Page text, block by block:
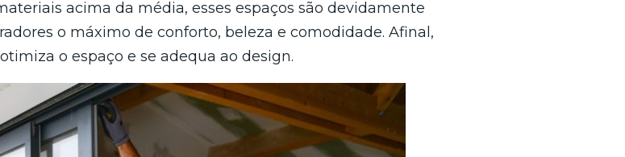
acima da média, esses espaços são devidamente
o máximo de conforto, beleza e comodidade. Afinal,
o espaço e se adequa ao design.